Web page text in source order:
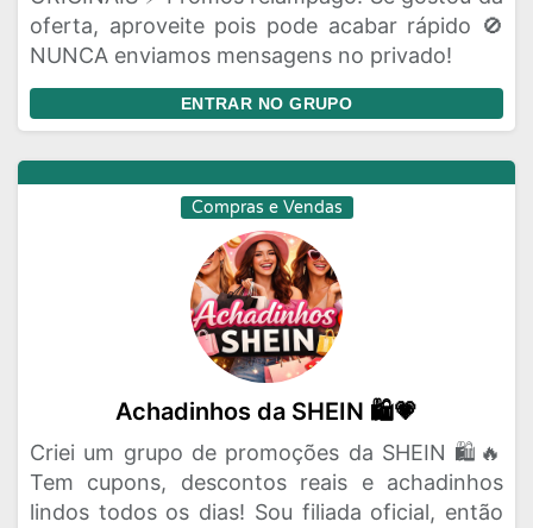
oferta, aproveite pois pode acabar rápido 🚫
NUNCA enviamos mensagens no privado!
ENTRAR NO GRUPO
Compras e Vendas
Achadinhos da SHEIN 🛍️💗
Criei um grupo de promoções da SHEIN 🛍️🔥
Tem cupons, descontos reais e achadinhos
lindos todos os dias! Sou filiada oficial, então